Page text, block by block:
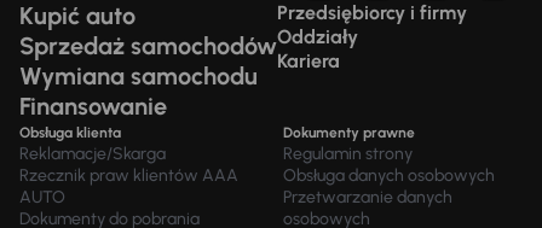
Kupić auto
Sprzedaż samochodów
Wymiana samochodu
Finansowanie
Przedsiębiorcy i firmy
Oddziały
Kariera
Obsługa klienta
Reklamacje/Skarga
Rzecznik praw klientów AAA
AUTO
Dokumenty do pobrania
Dokumenty prawne
Regulamin strony
Obsługa danych osobowych
Przetwarzanie danych
osobowych